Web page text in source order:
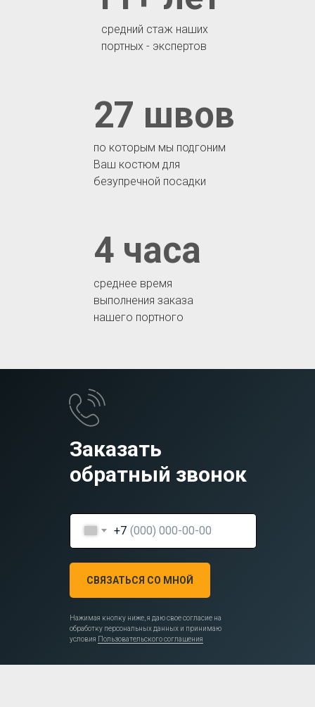
среднее время
выполнения заказа
нашего портного
4 часа
по которым мы подгоним
Ваш костюм для
безупречной посадки
27 швов
средний стаж наших
портных - экспертов
Заказать
обратный звонок
+7
СВЯЗАТЬСЯ СО МНОЙ
Нажимая кнопку ниже, я даю свое согласие на
обработку персональных данных и принимаю
условия Пользовательского соглашения